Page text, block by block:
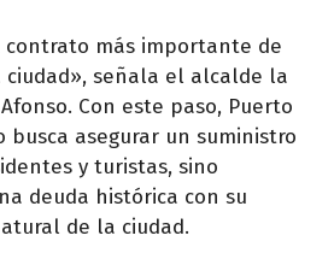
contrato más importante de
ciudad», señala el alcalde la
Con este paso, Puerto
busca asegurar un suministro
y turistas, sino
deuda histórica con su
de la ciudad.